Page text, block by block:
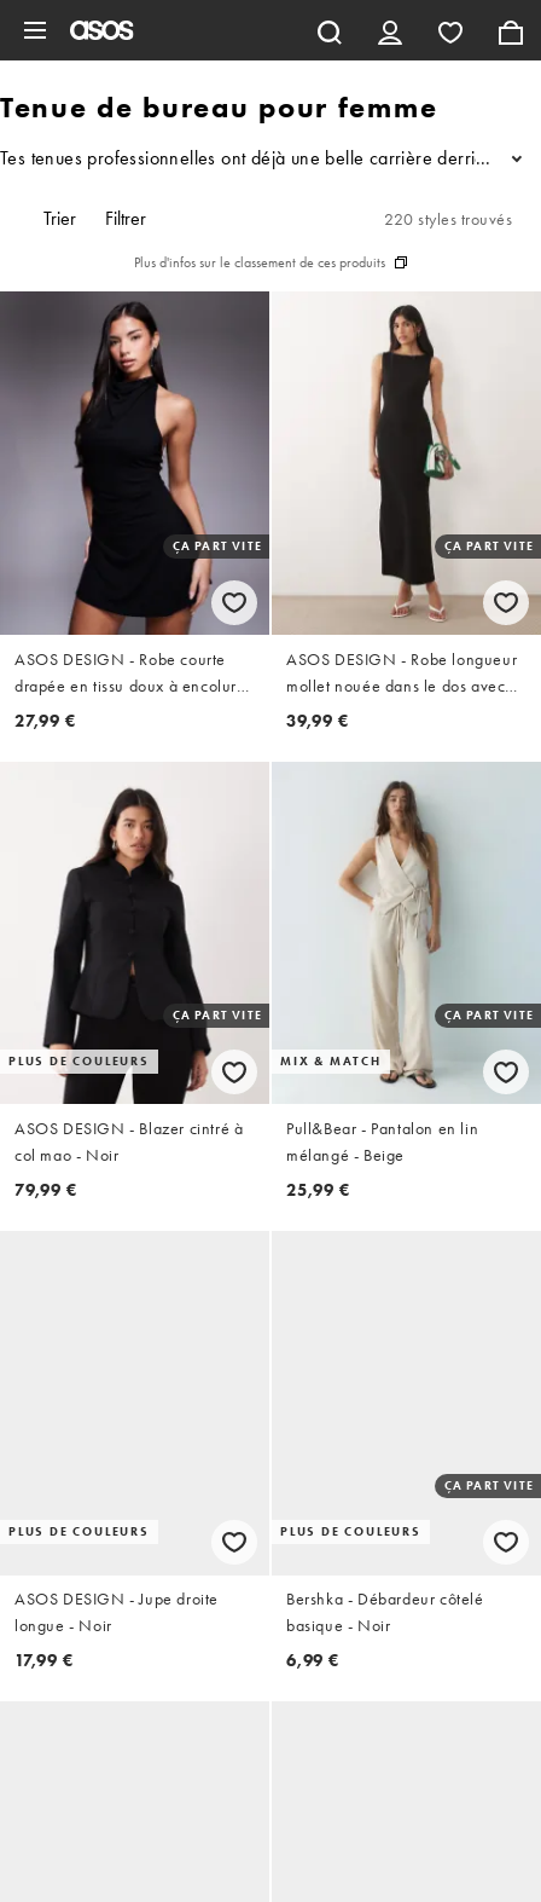
Tenue de bureau pour femme
Tes tenues professionnelles ont déjà une belle carrière derrière
...
Trier Filtrer 220 styles trouvés
Plus d'infos sur le classement de ces produits
ÇA PART VITE
ASOS DESIGN - Robe courte
drapée en tissu doux à encolure
licou - Noir
27,99 €
ÇA PART VITE
ASOS DESIGN - Robe longueur
mollet nouée dans le dos avec
encolure bateau et fente sur le
39,99 €
PLUS DE COULEURS
ÇA PART VITE
ASOS DESIGN - Blazer cintré à
col mao - Noir
79,99 €
MIX & MATCH
ÇA PART VITE
Pull&Bear - Pantalon en lin
mélangé - Beige
25,99 €
PLUS DE COULEURS
ASOS DESIGN - Jupe droite
longue - Noir
17,99 €
PLUS DE COULEURS
ÇA PART VITE
Bershka - Débardeur côtelé
basique - Noir
6,99 €